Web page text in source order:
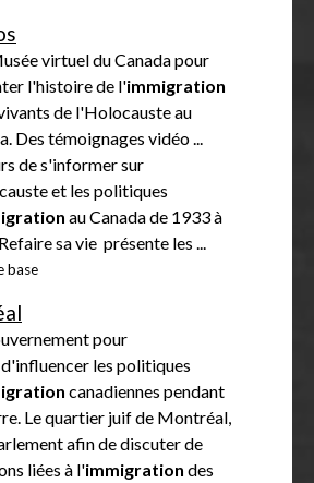
virtuel du Canada pour
l'histoire de l'immigration
de l'Holocauste au
Des témoignages vidéo ...
de s'informer sur
et les politiques
au Canada de 1933 à
sa vie présente les ...
base
pour
les politiques
canadiennes pendant
Le quartier juif de Montréal,
afin de discuter de
liées à l'immigration des